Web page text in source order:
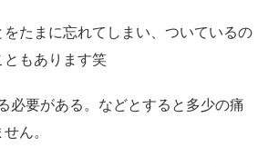
たまに忘れてしまい、ついているの
もあります笑
必要がある。などとすると多少の痛
ん。